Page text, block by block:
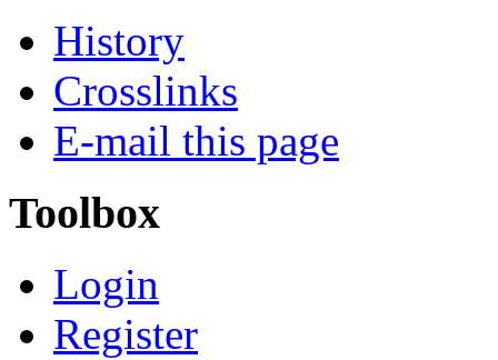
History
Crosslinks
E-mail this page
Toolbox
Login
Register